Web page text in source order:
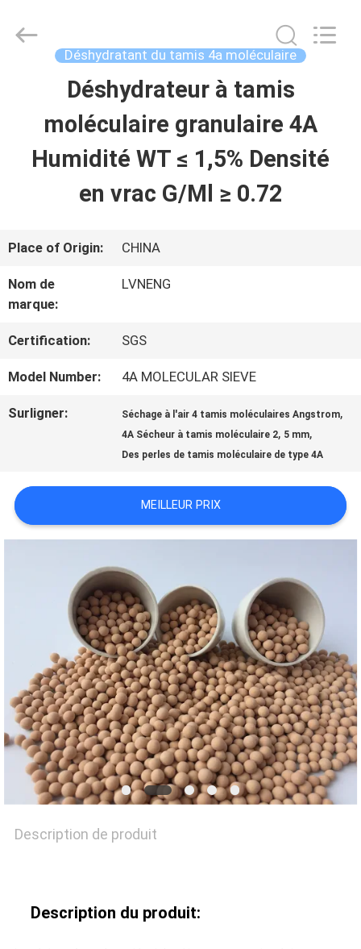
ACCUEIL
PRODUITS
DE
RÉALITÉ
VIRTUELLE
DE
NOUS
L'USINE
CONTRÔLE
DE
QUALITÉ
NOUS
Lvneng
Purification
Déshydratant du tamis 4a moléculaire
Déshydrateur à tamis
moléculaire granulaire 4A
Humidité WT ≤ 1,5% Densité
en vrac G/Ml ≥ 0.72
Place of Origin: CHINA
Nom de
marque:
LVNENG
Certification: SGS
Model Number: 4A MOLECULAR SIEVE
Surligner: Séchage à l'air 4 tamis moléculaires Angstrom,
4A Sécheur à tamis moléculaire 2, 5 mm,
Des perles de tamis moléculaire de type 4A
MEILLEUR PRIX
Description de produit
Description du produit: